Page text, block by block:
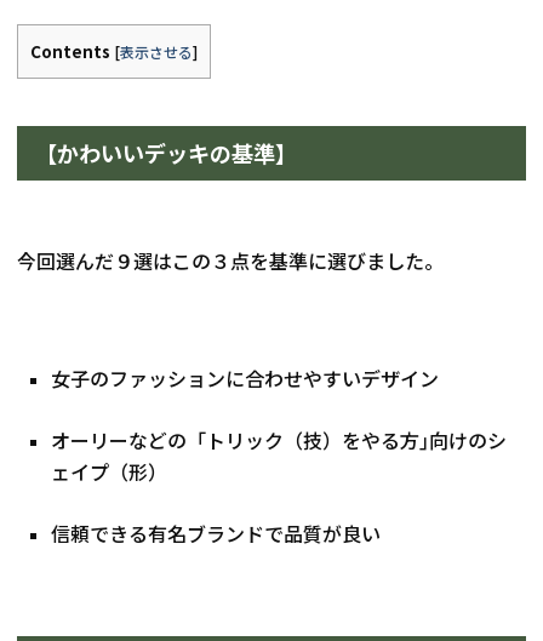
Contents [表示させる]
【かわいいデッキの基準】
今回選んだ９選はこの３点を基準に選びました。
女子のファッションに合わせやすいデザイン
オーリーなどの「トリック（技）をやる方｣向けのシ
ェイプ（形）
信頼できる有名ブランドで品質が良い